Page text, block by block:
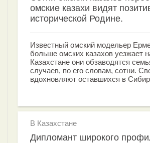
омские казахи видят
исторической Родине.
Известный омский модельер
больше омских казахов уезжает
Казахстане они обзаводятся
случаев, по его словам, сотни.
вдохновляют оставшихся в
В Казахстане
Дипломант широкого